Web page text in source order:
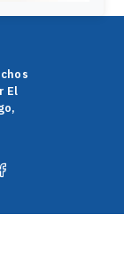
El